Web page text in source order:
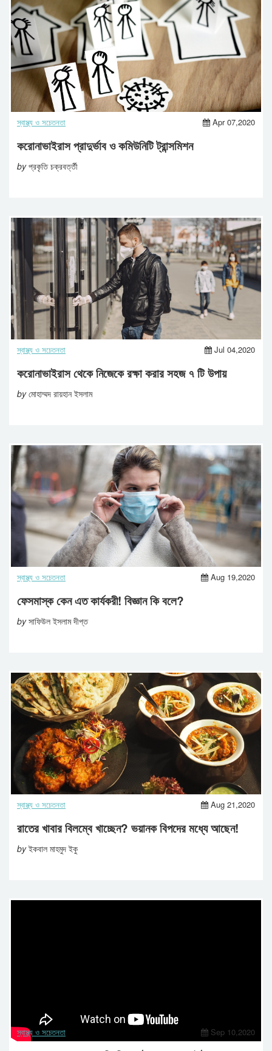
স্বাস্থ্য ও সচেতনতা Apr 07,2020
করোনাভাইরাস প্রাদুর্ভাব ও কমিউনিটি ট্রান্সমিশন
byপ্রকৃতি চক্রবর্ত্তী
স্বাস্থ্য ও সচেতনতা Jul 04,2020
করোনাভাইরাস থেকে নিজেকে রক্ষা করার সহজ ৭ টি উপায়
byমোহাম্মদ রায়হান ইসলাম
স্বাস্থ্য ও সচেতনতা Aug 19,2020
ফেসমাস্ক কেন এত কার্যকরী! বিজ্ঞান কি বলে?
byসাফিউল ইসলাম দীপ্ত
স্বাস্থ্য ও সচেতনতা Aug 21,2020
রাতের খাবার বিলম্বে খাচ্ছেন? ভয়ানক বিপদের মধ্যে আছেন!
byইকবাল মাহমুদ ইকু
স্বাস্থ্য ও সচেতনতা Sep 10,2020